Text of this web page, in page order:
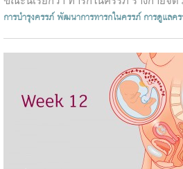
จนมีขน...
การบำรุงครรภ์พัฒนาการทารกในครรภ์ การดูแลค